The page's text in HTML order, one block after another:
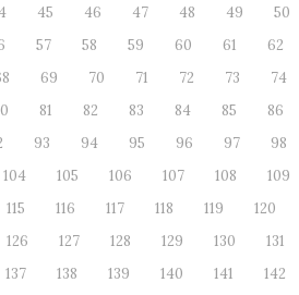
45 46 47 48 49 50
57 58 59 60 61 62
69 70 71 72 73 74
81 82 83 84 85 86
93 94 95 96 97 98
104 105 106 107 108 109
115 116 117 118 119 120
126 127 128 129 130 131
137 138 139 140 141 142